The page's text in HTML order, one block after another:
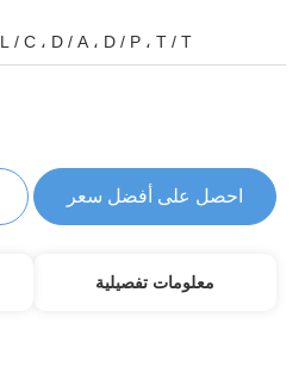
L / C ، D / A ، D / P ، T / T ، ويسترن يونيون ، موني جرام
احصل على أفضل سعر
معلومات تفصيلية